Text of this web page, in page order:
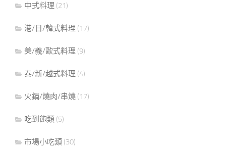
中式料理 (21)
港/日/韓式料理 (17)
美/義/歐式料理 (9)
泰/新/越式料理 (4)
火鍋/燒肉/串燒 (17)
吃到飽類 (5)
市場小吃類 (30)